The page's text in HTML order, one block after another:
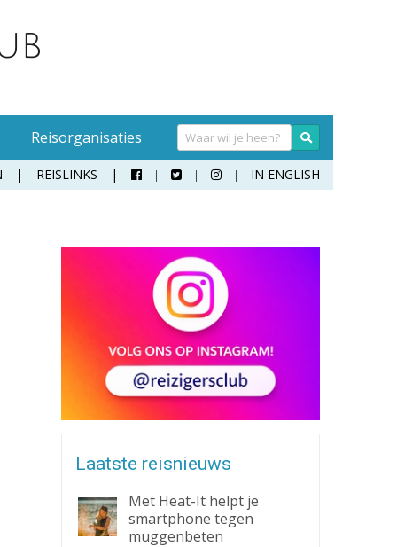
Kwallenbeet
Reisziekte
Water op reis
Reisorganisaties
REISLINKS    IN ENGLISH
Laatste reisnieuws
Met Heat-It helpt je
smartphone tegen
muggenbeten